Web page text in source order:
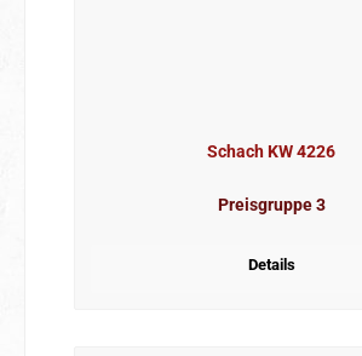
Schach KW 4226
Preisgruppe 3
Details